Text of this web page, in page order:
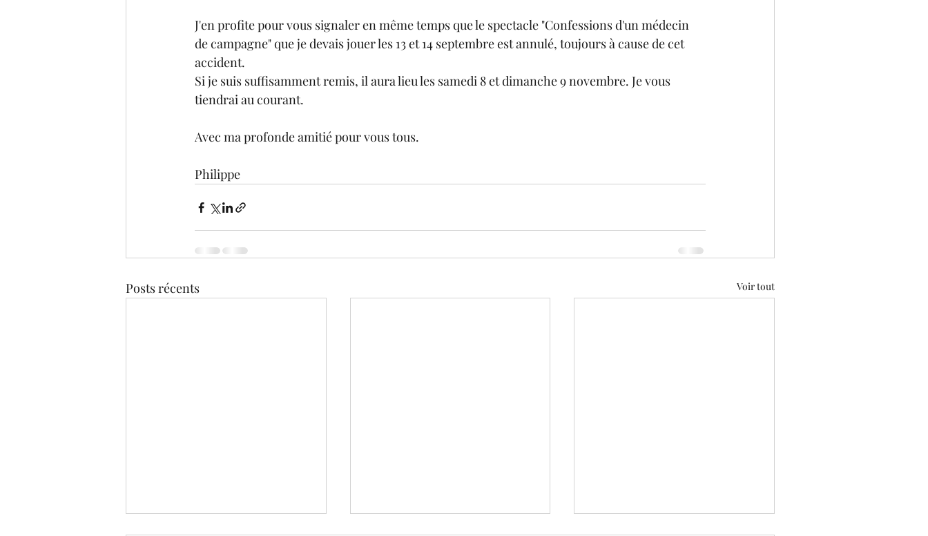
J'en profite pour vous signaler en même temps que le spectacle "Confessions d'un médecin
de campagne" que je devais jouer les 13 et 14 septembre est annulé, toujours à cause de cet
accident.
Si je suis suffisamment remis, il aura lieu les samedi 8 et dimanche 9 novembre. Je vous
tiendrai au courant.
Avec ma profonde amitié pour vous tous.
Philippe
Posts récents Voir tout